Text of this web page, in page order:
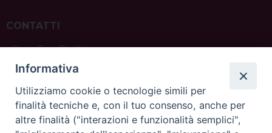
CONTATTI
ufficio: Casa Pio X
via Bonporti, 20 – 35141 Padova
tel: +39 351 619 2354
e mail:ufficiovocazionipadova@gmail.com
Informativa
Utilizziamo cookie o tecnologie simili per
finalità tecniche e, con il tuo consenso, anche per
altre finalità ("interazioni e funzionalità semplici",